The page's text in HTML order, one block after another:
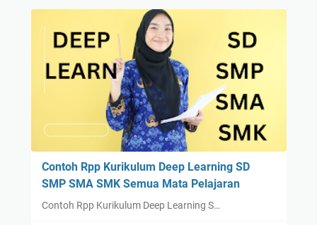
Contoh Rpp Kurikulum Deep Learning SD
SMP SMA SMK Semua Mata Pelajaran
Contoh Rpp Kurikulum Deep Learning S…